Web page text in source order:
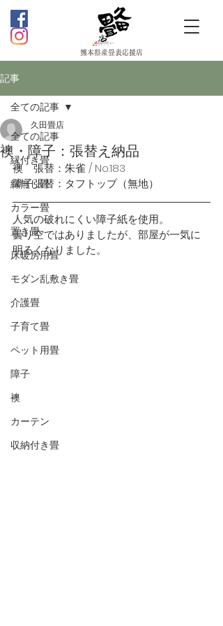
熊本県産畳表応援店
記事
全ての記事
縁付き畳
縁無し畳
カラー畳
置き畳
床暖房用畳
モダン乱敷き畳
介護畳
子育て畳
ペット用畳
障子
襖
カーテン
収納付き畳
全ての記事
襖・障子：張替え納品
久田畳店
襖　張替：朱雀 / No.183
障子張替：タフトップ（無地）
人気の破れにくい障子紙を使用。
曇り空ではありましたが、部屋が一気に
明るくなりました。